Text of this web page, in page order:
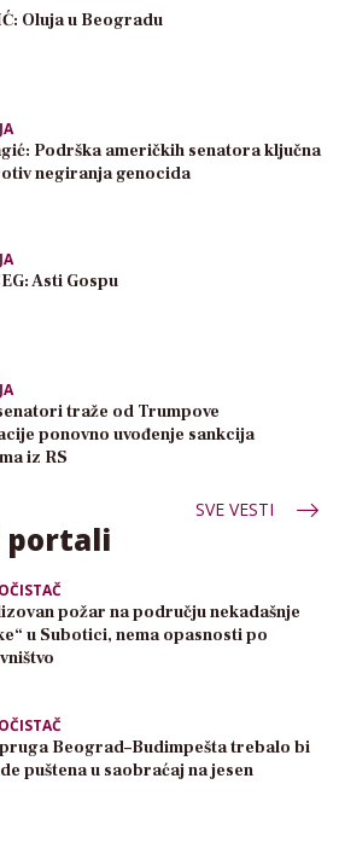
Oluja u Beogradu
Podrška američkih senatora ključna
negiranja genocida
Asti Gospu
traže od Trumpove
ponovno uvođenje sankcija
iz RS
SVE VESTI
portali
požar na području nekadašnje
u Subotici, nema opasnosti po
Beograd–Budimpešta trebalo bi
puštena u saobraćaj na jesen